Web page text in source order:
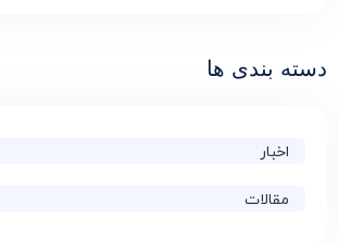
بندی ها
اخبار
مقالات